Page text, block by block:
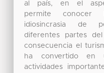
al país, en el
permite
idiosincrasia de
diferentes partes
consecuencia el
ha convertido en
actividades